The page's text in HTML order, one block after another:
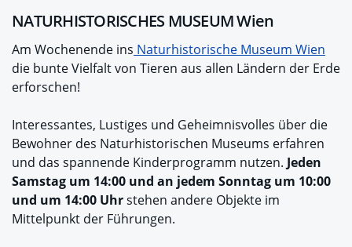
NATURHISTORISCHES MUSEUM Wien
Am Wochenende ins Naturhistorische Museum Wien
die bunte Vielfalt von Tieren aus allen Ländern der Erde
erforschen!
Interessantes, Lustiges und Geheimnisvolles über die
Bewohner des Naturhistorischen Museums erfahren
und das spannende Kinderprogramm nutzen. Jeden
Samstag um 14:00 und an jedem Sonntag um 10:00
und um 14:00 Uhrstehen andere Objekte im
Mittelpunkt der Führungen.